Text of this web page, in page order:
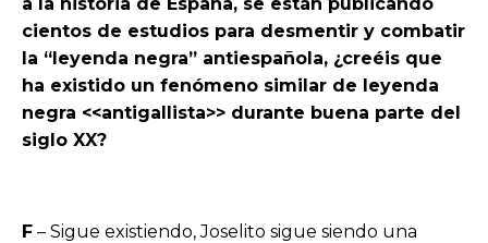
a la historia de España, se están publicando
cientos de estudios para desmentir y combatir
la “leyenda negra” antiespañola, ¿creéis que
ha existido un fenómeno similar de leyenda
negra <<antigallista>> durante buena parte del
siglo XX?
F – Sigue existiendo, Joselito sigue siendo una